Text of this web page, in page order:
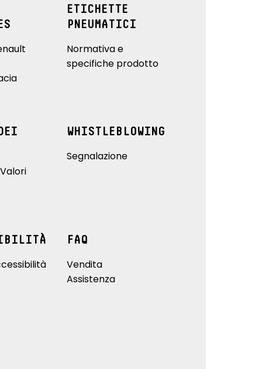
ETICHETTE
PNEUMATICI
Normativa e
specifiche prodotto
WHISTLEBLOWING
Segnalazione
FAQ
Vendita
Assistenza